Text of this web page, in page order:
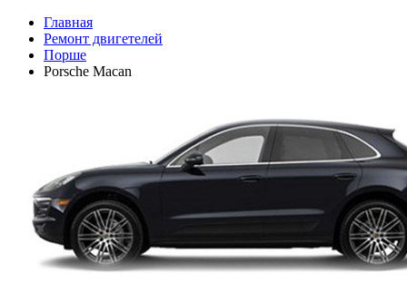
Главная
Ремонт двигетелей
Порше
Porsche Macan